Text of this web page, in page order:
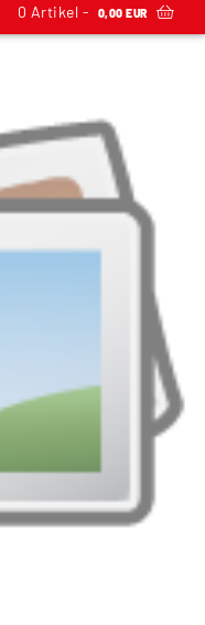
0 Artikel - 0,00 EUR